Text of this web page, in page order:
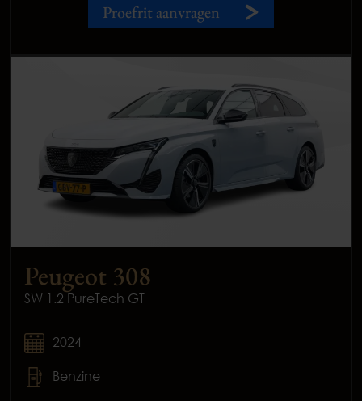
Proefrit aanvragen
Peugeot 308
SW 1.2 PureTech GT
2024
Benzine